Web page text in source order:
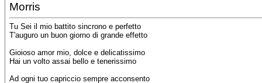
Morris
Tu Sei il mio battito sincrono e perfetto
T'auguro un buon giorno di grande effetto
Gioioso amor mio, dolce e delicatissimo
Hai un volto assai bello e tenerissimo
Ad ogni tuo capriccio sempre acconsento